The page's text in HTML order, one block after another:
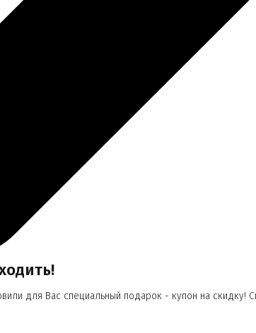
для Вас специальный подарок - купон на скидку!